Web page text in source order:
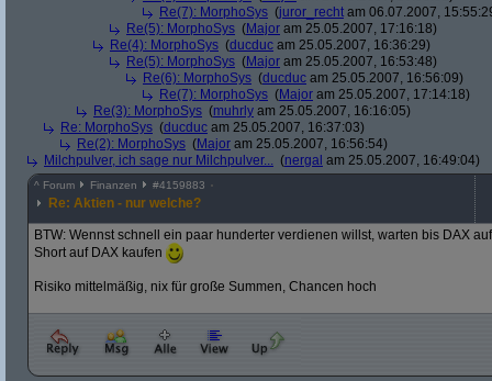
Re(7): MorphoSys (juror_recht am 06.07.2007,
Re(5): MorphoSys (Major am 25.05.2007, 17:16:18)
Re(4): MorphoSys (ducduc am 25.05.2007, 16:36:29)
Re(5): MorphoSys (Major am 25.05.2007, 16:53:48)
Re(6): MorphoSys (ducduc am 25.05.2007, 16:56:09)
Re(7): MorphoSys (Major am 25.05.2007, 17:14:18)
Re(3): MorphoSys (muhrly am 25.05.2007, 16:16:05)
Re: MorphoSys (ducduc am 25.05.2007, 16:37:03)
Re(2): MorphoSys (Major am 25.05.2007, 16:56:54)
Milchpulver, ich sage nur Milchpulver... (nergal am 25.05.2007, 16:49:04)
^ Forum Finanzen #4159883
Re: Aktien - nur welche?
BTW: Wennst schnell ein paar hunderter verdienen willst, warten bis DAX
Short auf DAX kaufen
Risiko mittelmäßig, nix für große Summen, Chancen hoch